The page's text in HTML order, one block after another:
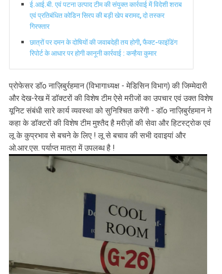
ई.आई.बी. एवं पटना उत्पाद टीम की संयुक्त कार्रवाई में विदेशी शराब
एवं प्रतिबंधित कोडिन सिरप की बड़ी खेप बरामद, दो तस्कर
गिरफ्तार
छात्रों पर दमन के दोषियों की जवाबदेही तय होगी, फैक्ट-फाइंडिंग
रिपोर्ट के आधार पर होगी कानूनी कार्रवाई : कन्हैया कुमार
प्रोफेसर डॉo नाज़िबुर्रहमान (विभागाध्यक्ष - मेडिसिन विभाग) की जिम्मेदारी
और देख-रेख में डॉक्टरों की विशेष टीम ऐसे मरीजों का उपचार एवं उक्त विशेष
यूनिट संबंधी सारे कार्य व्यवस्था को सुनिश्चित करेंगी - डॉo नाज़िबुर्रहमान ने
कहा के डॉक्टरों की विशेष टीम मुश्तैद है मरीज़ों की सेवा और हिटस्ट्रोक एवं
लू के कुप्रभाव से बचने के लिए ! लू से बचाव की सभी दवाइयां और
ओ.आर.एस. पर्याप्त मात्रा में उपलब्ध है !